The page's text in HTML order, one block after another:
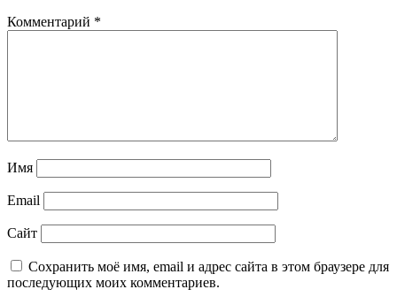
Комментарий *
Имя
Email
Сайт
Сохранить моё имя, email и адрес сайта в этом браузере для
последующих моих комментариев.